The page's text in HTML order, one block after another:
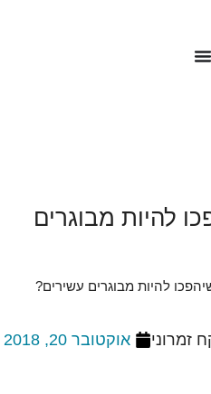
להיות מבוגרים
להיות מבוגרים עשירים?
זמרוני אוקטובר 20, 2018